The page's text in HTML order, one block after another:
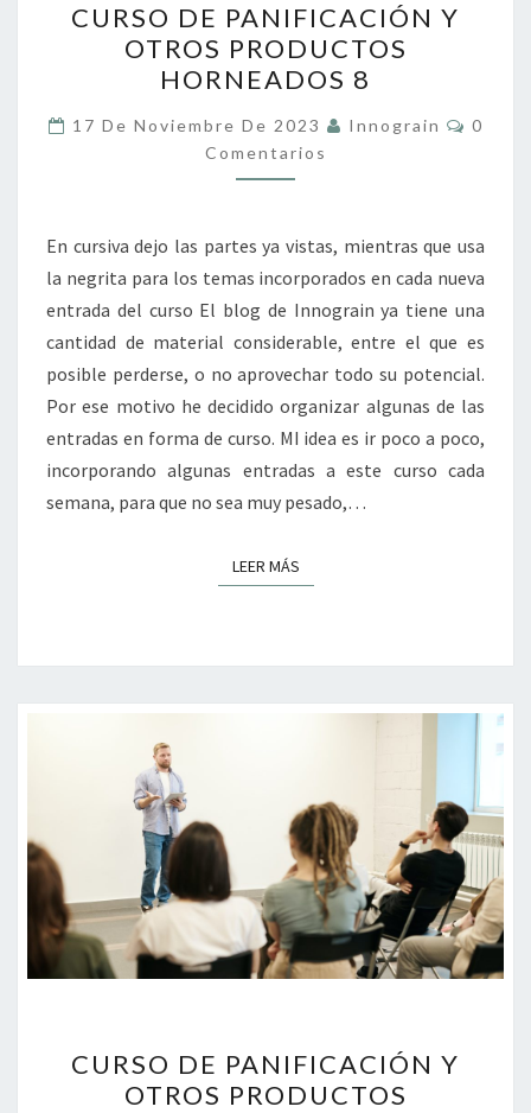
DE
PANIFICACIÓN
Y
OTROS
PRODUCTOS
HORNEADOS
CURSO DE PANIFICACIÓN Y
OTROS PRODUCTOS
HORNEADOS 8
17 De Noviembre De 2023 Innograin
0
Comentarios
En cursiva dejo las partes ya vistas, mientras que usa
la negrita para los temas incorporados en cada nueva
entrada del curso El blog de Innograin ya tiene una
cantidad de material considerable, entre el que es
posible perderse, o no aprovechar todo su potencial.
Por ese motivo he decidido organizar algunas de las
entradas en forma de curso. MI idea es ir poco a poco,
incorporando algunas entradas a este curso cada
semana, para que no sea muy pesado,…
LEER MÁSLEER MÁS
DE
PANIFICACIÓN
CURSO DE PANIFICACIÓN Y
OTROS PRODUCTOS